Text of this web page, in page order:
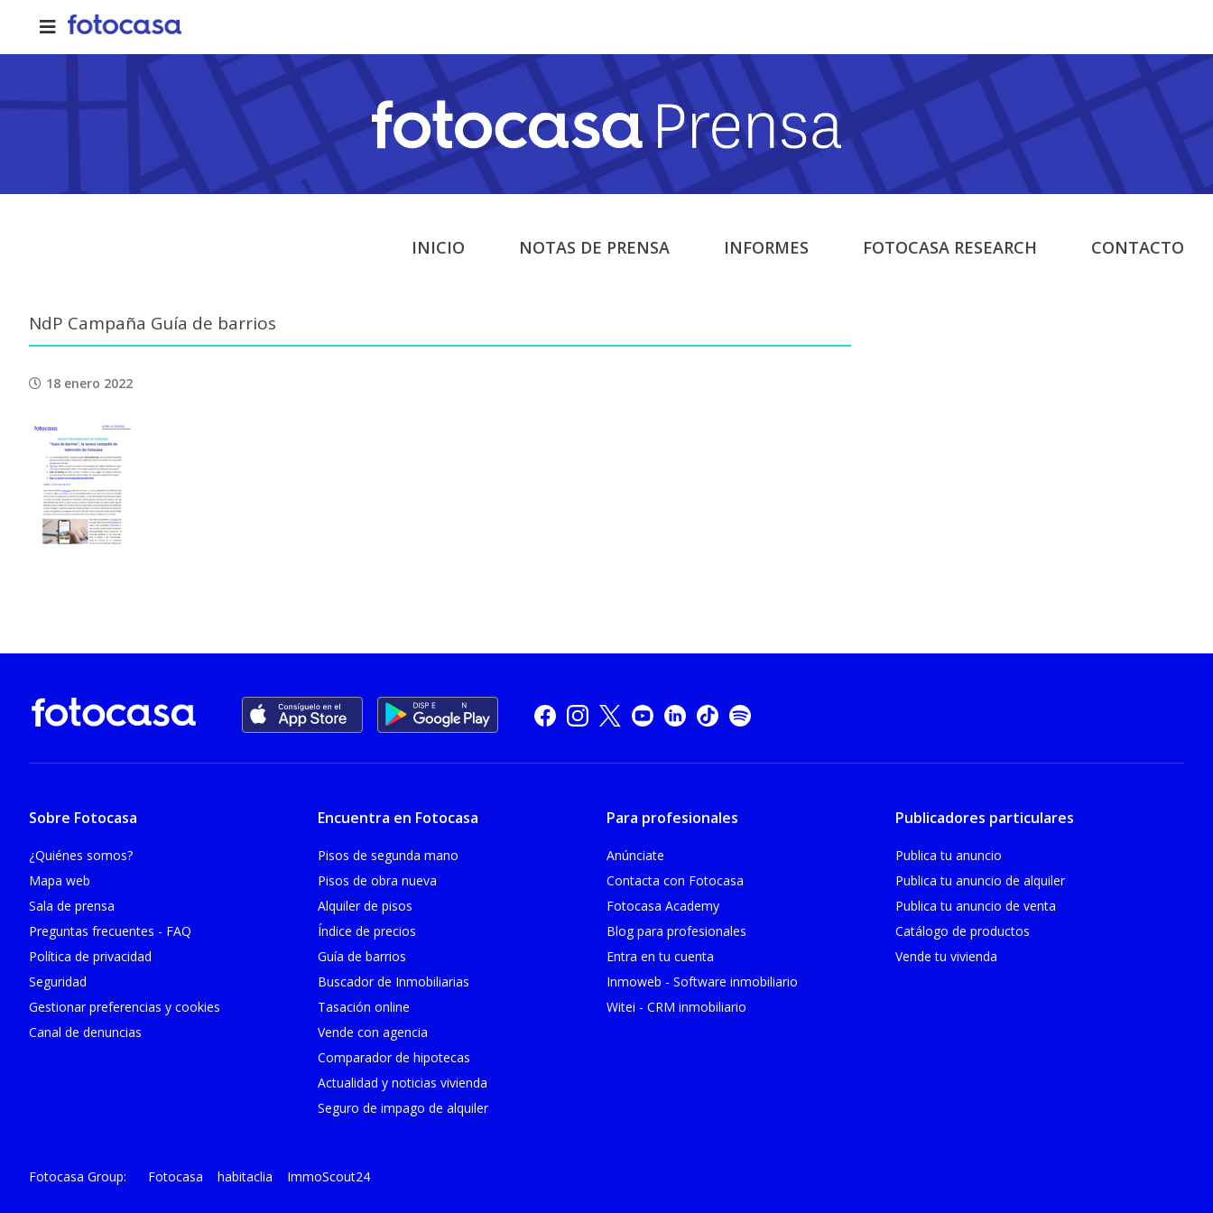
content
INICIO NOTAS DE PRENSA INFORMES FOTOCASA RESEARCH CONTACTO
NdP Campaña Guía de barrios
18 enero 2022
Sobre Fotocasa
¿Quiénes somos?
Mapa web
Sala de prensa
Preguntas frecuentes - FAQ
Política de privacidad
Seguridad
Gestionar preferencias y cookies
Canal de denuncias
Encuentra en Fotocasa
Pisos de segunda mano
Pisos de obra nueva
Alquiler de pisos
Índice de precios
Guía de barrios
Buscador de Inmobiliarias
Tasación online
Vende con agencia
Comparador de hipotecas
Actualidad y noticias vivienda
Seguro de impago de alquiler
Para profesionales
Anúnciate
Contacta con Fotocasa
Fotocasa Academy
Blog para profesionales
Entra en tu cuenta
Inmoweb - Software inmobiliario
Witei - CRM inmobiliario
Publicadores particulares
Publica tu anuncio
Publica tu anuncio de alquiler
Publica tu anuncio de venta
Catálogo de productos
Vende tu vivienda
Fotocasa Group Fotocasa habitaclia ImmoScout24